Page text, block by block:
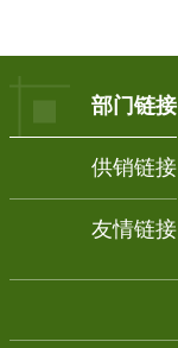
部门链接
供销链接
友情链接